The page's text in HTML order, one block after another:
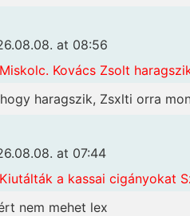
at 08:56
Miskolc. Kovács Zsolt
haragszik, Zsxlti orra
at 07:44
Kiutálták a kassai cigányokat
nem mehet lex